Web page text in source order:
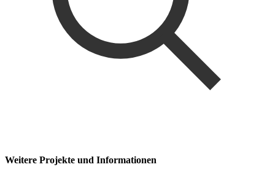
Weitere Projekte und Informationen